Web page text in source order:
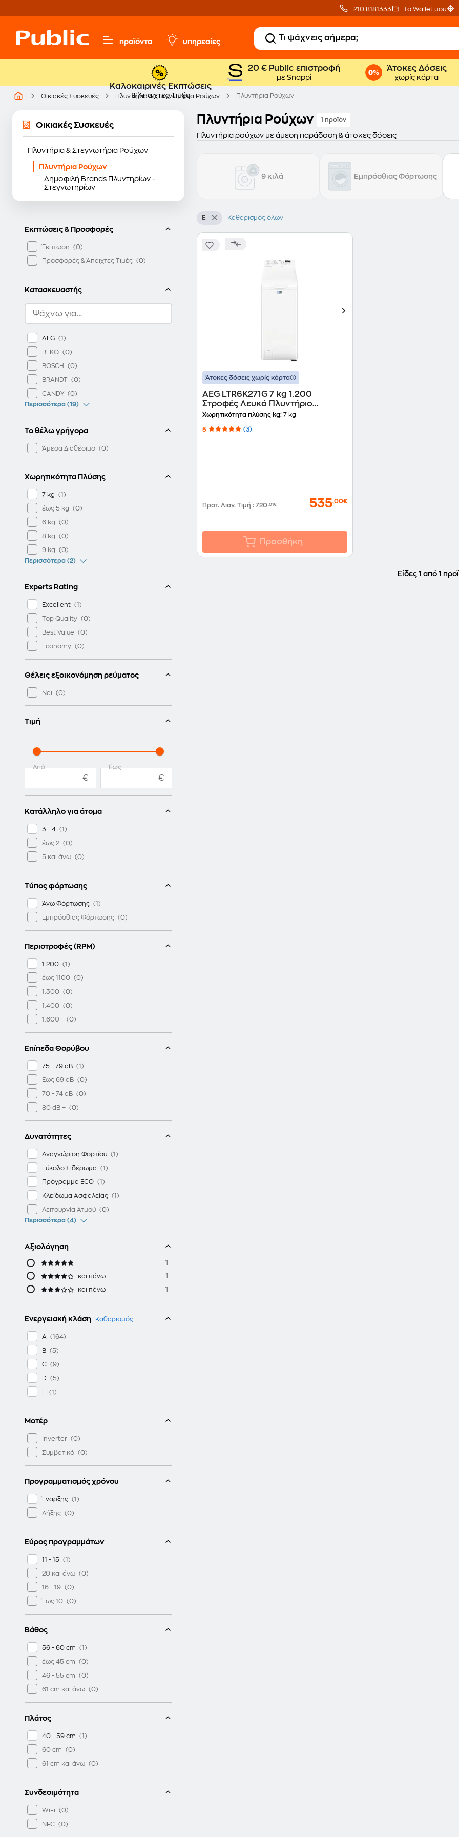
210 8181333 Το Wallet μου
προϊόντα υπηρεσίες
Καλοκαιρινές Εκπτώσεις
& Άπαιχτες Τιμές
20 € Public επιστροφή
με Snappi
Άτοκες Δόσεις
χωρίς κάρτα
Οικιακές Συσκευές Πλυντήρια & Στεγνωτήρια Ρούχων Πλυντήρια Ρούχων
Οικιακές Συσκευές
Πλυντήρια & Στεγνωτήρια Ρούχων
Πλυντήρια Ρούχων
Δημοφιλή Brands Πλυντηρίων -
Στεγνωτηρίων
Εκπτώσεις & Προσφορές
Έκπτωση
Προσφορές & Άπαιχτες Τιμές
Κατασκευαστής
AEG
BEKO
BOSCH
BRANDT
CANDY
Περισσότερα (19)
Το θέλω γρήγορα
Άμεσα Διαθέσιμο
Χωρητικότητα Πλύσης
7 kg
έως 5 kg
6 kg
8 kg
9 kg
Περισσότερα (2)
Experts Rating
Excellent
Top Quality
Best Value
Economy
Θέλεις εξοικονόμηση ρεύματος
Ναι
Τιμή
Από
€
Έως
€
Κατάλληλο για άτομα
3 - 4
έως 2
5 και άνω
Τύπος φόρτωσης
Άνω Φόρτωσης
Εμπρόσθιας Φόρτωσης
Περιστροφές (RPM)
1.200
έως 1100
1.300
1.400
1.600+
Επίπεδα Θορύβου
75 - 79 dB
Εως 69 dB
70 - 74 dB
80 dB +
Δυνατότητες
Αναγνώριση Φορτίου
Εύκολο Σιδέρωμα
Πρόγραμμα ECO
Κλείδωμα Ασφαλείας
Λειτουργία Ατμού
Περισσότερα (4)
Αξιολόγηση
1
και πάνω 1
και πάνω 1
Ενεργειακή κλάση Καθαρισμός
A
B
C
D
E
Μοτέρ
Inverter
Συμβατικό
Προγραμματισμός χρόνου
Έναρξης
Λήξης
Εύρος προγραμμάτων
11 - 15
20 και άνω
16 - 19
Έως 10
Βάθος
56 - 60 cm
έως 45 cm
46 - 55 cm
61 cm και άνω
Πλάτος
40 - 59 cm
60 cm
61 cm και άνω
Συνδεσιμότητα
WiFi
NFC
Πλυντήρια Ρούχων 1 προϊόν
Πλυντήρια ρούχων με άμεση παράδοση & άτοκες δόσεις
9 κιλά Εμπρόσθιας Φόρτωσης
E Καθαρισμός όλων
Άτοκες δόσεις χωρίς κάρτα
AEG LTR6K271G 7 kg 1.200
Στροφές Λευκό Πλυντήριο
Ρούχων
Χωρητικότητα πλύσης kg: 7 kg
5 (3)
Προτ. Λιαν. Τιμή : 720,01€ 535,00€
Προσθήκη
Είδες 1 από 1